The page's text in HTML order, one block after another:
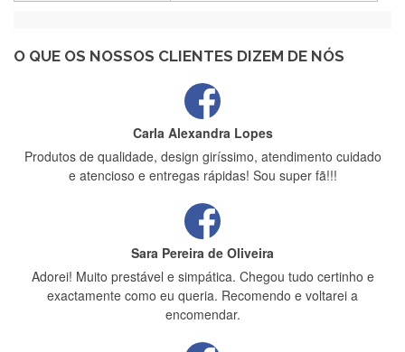
O QUE OS NOSSOS CLIENTES DIZEM DE NÓS
estrelas
Carla Alexandra Lopes
Produtos de qualidade, design giríssimo, atendimento cuidado
e atencioso e entregas rápidas! Sou super fã!!!
Sara Pereira de Oliveira
Adorei! Muito prestável e simpática. Chegou tudo certinho e
exactamente como eu queria. Recomendo e voltarei a
encomendar.